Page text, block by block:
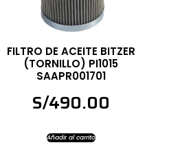
FILTRO DE ACEITE BITZER
(TORNILLO) PI1015
SAAPR001701
S/490.00
Añadir al carrito